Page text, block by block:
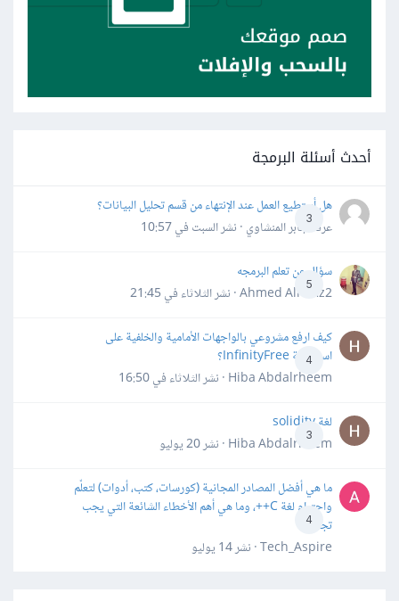
أحدث أسئلة البرمجة
3
هل أستطيع العمل عند الإنتهاء من قسم تحليل البيانات؟
عرفه جابر المنشاوي · نشرالسبت في 10:57
5
سؤال عن تعلم البرمجه
Ahmed Alhafiz2 · نشر
الثلاثاء في 21:45
4
كيف ارفع مشروعي بالواجهات الأمامية والخلفية على
استضافة InfinityFree؟
Hiba Abdalrheem · نشر
الثلاثاء في 16:50
3
لغة solidity
Hiba Abdalrheem · نشر
20 يوليو
4
ما هي أفضل المصادر المجانية (كورسات، كتب، أدوات) لتعلّم
واحترام لغة C++، وما هي أهم الأخطاء الشائعة التي يجب
تجنبها؟
Tech_Aspire · نشر
14 يوليو